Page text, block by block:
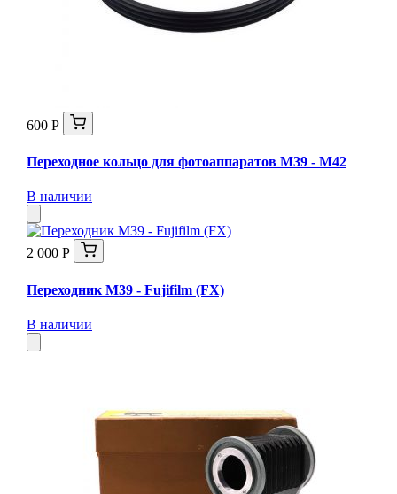
600 Р
Переходное кольцо для фотоаппаратов М39 - М42
В наличии
2 000 Р
Переходник М39 - Fujifilm (FX)
В наличии